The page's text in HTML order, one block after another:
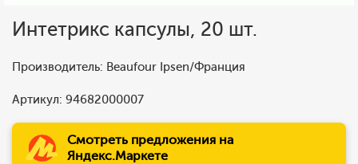
Интетрикс капсулы, 20 шт.
Производитель: Beaufour Ipsen/Франция
Артикул: 94682000007
Смотреть предложения на
Яндекс.Маркете